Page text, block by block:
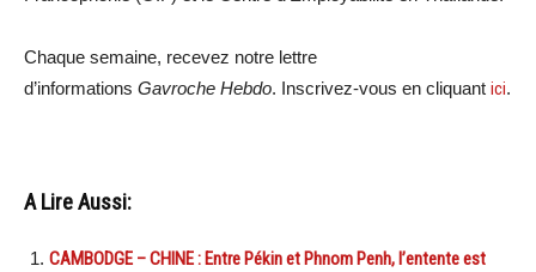
Chaque semaine, recevez notre lettre
d’informations Gavroche Hebdo. Inscrivez-vous en cliquant ici.
A Lire Aussi:
CAMBODGE – CHINE : Entre Pékin et Phnom Penh, l’entente est